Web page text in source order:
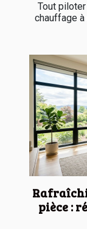
Tout
chauffage
pièce :